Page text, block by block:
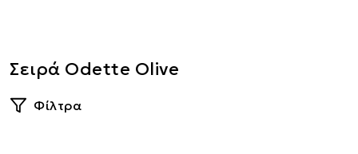
Σειρά Odette Olive
Φίλτρα